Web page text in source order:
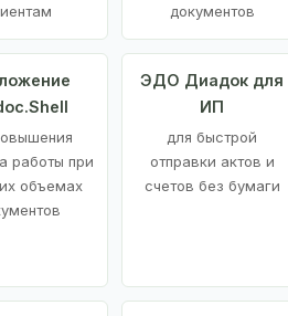
документов
работы при
объемах
ЭДО Диадок для
ИП
для быстрой
отправки актов и
счетов без бумаги